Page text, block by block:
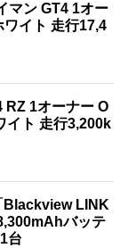
マン GT4 1オー
イト 走行17,4
RZ 1オーナー O
イト 走行3,200k
Blackview LINK
バッテ
台